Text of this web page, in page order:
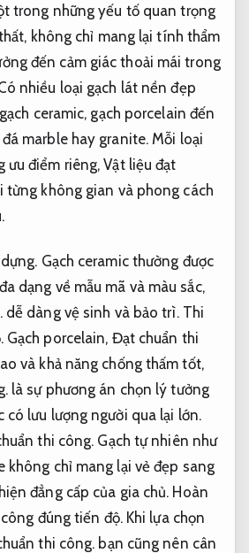
trong những yếu tố quan trọng
không chỉ mang lại tính thẩm
đến cảm giác thoải mái trong
nhiều loại gạch lát nền đẹp
ceramic, gạch porcelain đến
marble hay granite. Mỗi loại
ưu điểm riêng,Vật liệu đạt
từng không gian và phong cách
Gạch ceramic thường được
dạng về mẫu mã và màu sắc,
dễ dàng vệ sinh và bảo trì. Thi
Gạch porcelain, Đạt chuẩn thi
và khả năng chống thấm tốt,
là sự phương án chọn lý tưởng
có lưu lượng người qua lại lớn.
thi công. Gạch tự nhiên như
không chỉ mang lại vẻ đẹp sang
đẳng cấp của gia chủ. Hoàn
đúng tiến độ.Khi lựa chọn
thi công. bạn cũng nên cân